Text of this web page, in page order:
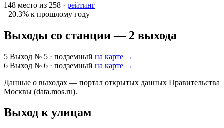
148 место из 258 · рейтинг
+20.3% к прошлому году
Выходы со станции — 2 выхода
5 Выход № 5 · подземный на карте →
6 Выход № 6 · подземный на карте →
Данные о выходах — портал открытых данных Правительства
Москвы (data.mos.ru).
Выход к улицам